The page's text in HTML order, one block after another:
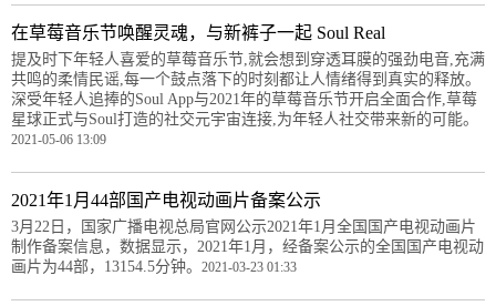
在草莓音乐节唤醒灵魂，与新裤子一起 Soul Real
提及时下年轻人喜爱的草莓音乐节,就会想到穿透耳膜的强劲电音,充满
共鸣的柔情民谣,每一个鼓点落下的时刻都让人情绪得到真实的释放。
深受年轻人追捧的Soul App与2021年的草莓音乐节开启全面合作,草莓
星球正式与Soul打造的社交元宇宙连接,为年轻人社交带来新的可能。
2021-05-06 13:09
2021年1月44部国产电视动画片备案公示
3月22日，国家广播电视总局官网公示2021年1月全国国产电视动画片
制作备案信息，数据显示，2021年1月，经备案公示的全国国产电视动
画片为44部，13154.5分钟。 2021-03-23 01:33